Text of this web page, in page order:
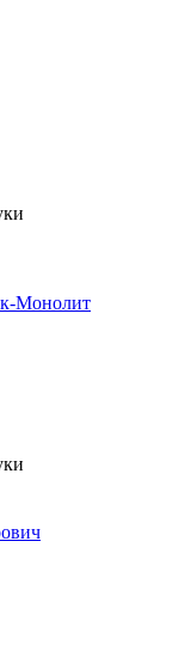
Монолит